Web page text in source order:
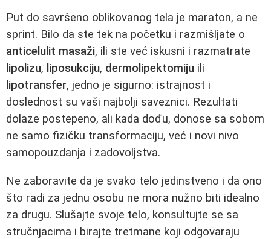
Put do savršeno oblikovanog tela je maraton, a ne
sprint. Bilo da ste tek na početku i razmišljate o
anticelulit masaži, ili ste već iskusni i razmatrate
lipolizu, liposukciju, dermolipektomiju ili
lipotransfer, jedno je sigurno: istrajnost i
doslednost su vaši najbolji saveznici. Rezultati
dolaze postepeno, ali kada dođu, donose sa sobom
ne samo fizičku transformaciju, već i novi nivo
samopouzdanja i zadovoljstva.
Ne zaboravite da je svako telo jedinstveno i da ono
što radi za jednu osobu ne mora nužno biti idealno
za drugu. Slušajte svoje telo, konsultujte se sa
stručnjacima i birajte tretmane koji odgovaraju